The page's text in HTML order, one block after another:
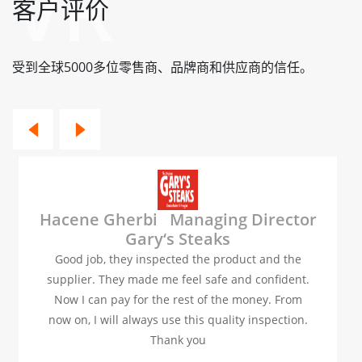
客户评价
受到全球5000多位零售商、品牌商和供应商的信任。
Hacene Gherbi Managing Director
Gary‘s Steaks
Good job, they inspected the product and the
supplier. They made me feel safe and confident.
Now I can pay for the rest of the money. From
now on, I will always use this quality inspection.
Thank you